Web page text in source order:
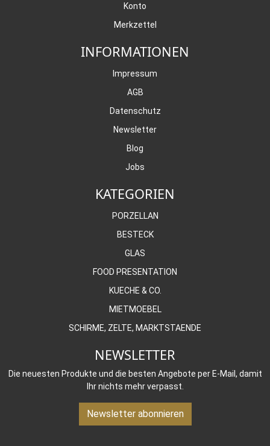
Konto
Merkzettel
INFORMATIONEN
Impressum
AGB
Datenschutz
Newsletter
Blog
Jobs
KATEGORIEN
PORZELLAN
BESTECK
GLAS
FOOD PRESENTATION
KUECHE & CO.
MIETMOEBEL
SCHIRME, ZELTE, MARKTSTAENDE
NEWSLETTER
Die neuesten Produkte und die besten Angebote per E-Mail, damit
Ihr nichts mehr verpasst.
Newsletter abonnieren